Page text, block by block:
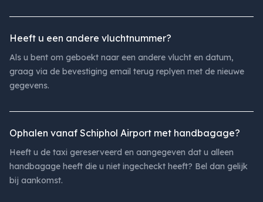
Heeft u een andere vluchtnummer?
Als u bent om geboekt naar een andere vlucht en datum,
graag via de bevestiging email terug replyen met de nieuwe
gegevens.
Ophalen vanaf Schiphol Airport met handbagage?
Heeft u de taxi gereserveerd en aangegeven dat u alleen
handbagage heeft die u niet ingecheckt heeft? Bel dan gelijk
bij aankomst.